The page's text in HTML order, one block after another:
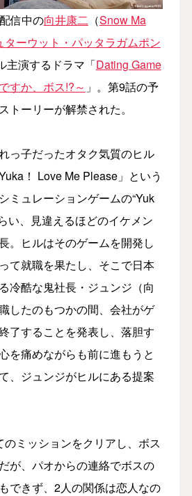
信中の向井康二（Snow Ma
ターウット・パッタラガムポン
主演するドラマ「Dating Game
すか、ボス!?～ 」。第9話の予
トーリーが解禁された。
っ子だったオタク気質のヒル
！ Love Me Please」という
ミュレーションゲームの“Yuk
い、見違えるほどのイケメン
。ヒルはそのゲームを開発し
て就職を果たし、そこで日本
冷酷な鬼社長・ジュンジ（向
したのもつかの間、会社がゲ
了することを発表し、落胆す
を痛めながらも前に進もうと
、ジュンジがヒルにある提案
ミッションをクリアし、ボス
が、パオからの連絡でボスの
できず、2人の関係は恋人なの